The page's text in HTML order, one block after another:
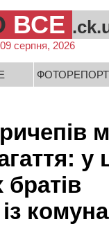
ВСЕ
09 серпня, 2026
у